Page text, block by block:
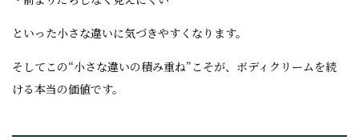
といった小さな違いに気づきやすくなります。
そしてこの“小さな違いの積み重ね”こそが、ボディクリームを続
ける本当の価値です。